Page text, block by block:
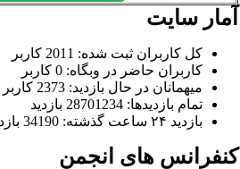
سایت
کل کاربران ثبت شده: 2011 کاربر
کاربران حاضر در وبگاه: 0 کاربر
میهمانان در حال بازدید: 2373 کاربر
تمام بازدید‌ها: 28701234 بازدید
بازدید ۲۴ ساعت گذشته: 34190 بازدید
های انجمن